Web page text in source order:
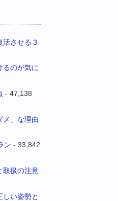
させる３
るのが気に
- 47,138
メ」な理由
ン - 33,842
取扱の注意
い姿勢と